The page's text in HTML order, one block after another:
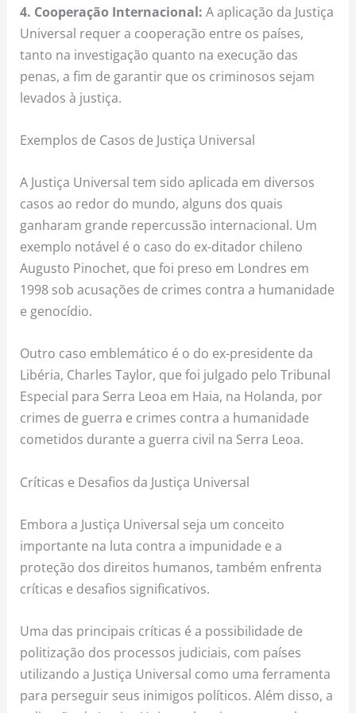
4. Cooperação Internacional: A aplicação da Justiça
Universal requer a cooperação entre os países,
tanto na investigação quanto na execução das
penas, a fim de garantir que os criminosos sejam
levados à justiça.
Exemplos de Casos de Justiça Universal
A Justiça Universal tem sido aplicada em diversos
casos ao redor do mundo, alguns dos quais
ganharam grande repercussão internacional. Um
exemplo notável é o caso do ex-ditador chileno
Augusto Pinochet, que foi preso em Londres em
1998 sob acusações de crimes contra a humanidade
e genocídio.
Outro caso emblemático é o do ex-presidente da
Libéria, Charles Taylor, que foi julgado pelo Tribunal
Especial para Serra Leoa em Haia, na Holanda, por
crimes de guerra e crimes contra a humanidade
cometidos durante a guerra civil na Serra Leoa.
Críticas e Desafios da Justiça Universal
Embora a Justiça Universal seja um conceito
importante na luta contra a impunidade e a
proteção dos direitos humanos, também enfrenta
críticas e desafios significativos.
Uma das principais críticas é a possibilidade de
politização dos processos judiciais, com países
utilizando a Justiça Universal como uma ferramenta
para perseguir seus inimigos políticos. Além disso, a